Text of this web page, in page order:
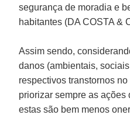
segurança de moradia e
habitantes (DA COSTA &
Assim sendo,
danos (ambientais,
respectivos transtornos
priorizar sempre as
estas são bem menos